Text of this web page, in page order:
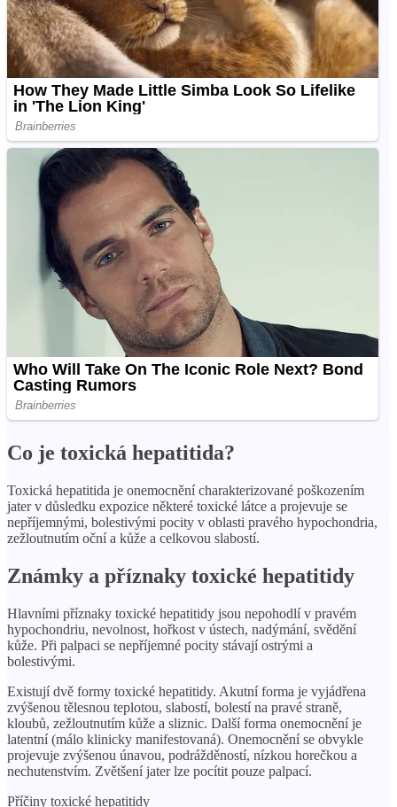
Co je toxická hepatitida?
Toxická hepatitida je onemocnění charakterizované poškozením
jater v důsledku expozice některé toxické látce a projevuje se
nepříjemnými, bolestivými pocity v oblasti pravého hypochondria,
zežloutnutím oční a kůže a celkovou slabostí.
Známky a příznaky toxické hepatitidy
Hlavními příznaky toxické hepatitidy jsou nepohodlí v pravém
hypochondriu, nevolnost, hořkost v ústech, nadýmání, svědění
kůže. Při palpaci se nepříjemné pocity stávají ostrými a
bolestivými.
Existují dvě formy toxické hepatitidy. Akutní forma je vyjádřena
zvýšenou tělesnou teplotou, slabostí, bolestí na pravé straně,
kloubů, zežloutnutím kůže a sliznic. Další forma onemocnění je
latentní (málo klinicky manifestovaná). Onemocnění se obvykle
projevuje zvýšenou únavou, podrážděností, nízkou horečkou a
nechutenstvím. Zvětšení jater lze pocítit pouze palpací.
Příčiny toxické hepatitidy